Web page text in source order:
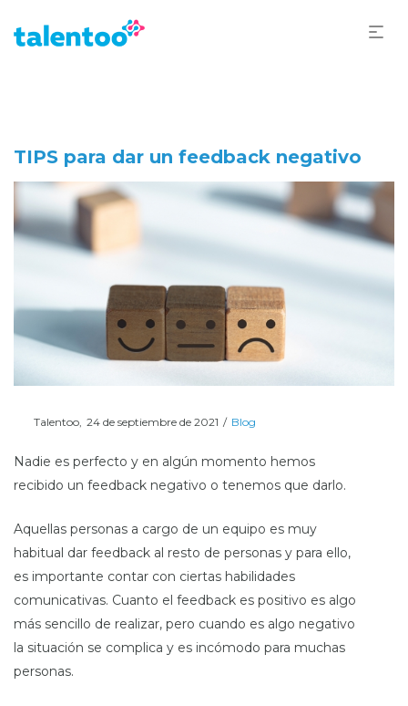
TIPS para dar un feedback negativo
PorTalentoo Posted
24 de septiembre de 2021
Posted
Blog
Nadie es perfecto y en algún momento hemos
recibido un feedback negativo o tenemos que darlo.
Aquellas personas a cargo de un equipo es muy
habitual dar feedback al resto de personas y para ello,
es importante contar con ciertas habilidades
comunicativas. Cuanto el feedback es positivo es algo
más sencillo de realizar, pero cuando es algo negativo
la situación se complica y es incómodo para muchas
personas.